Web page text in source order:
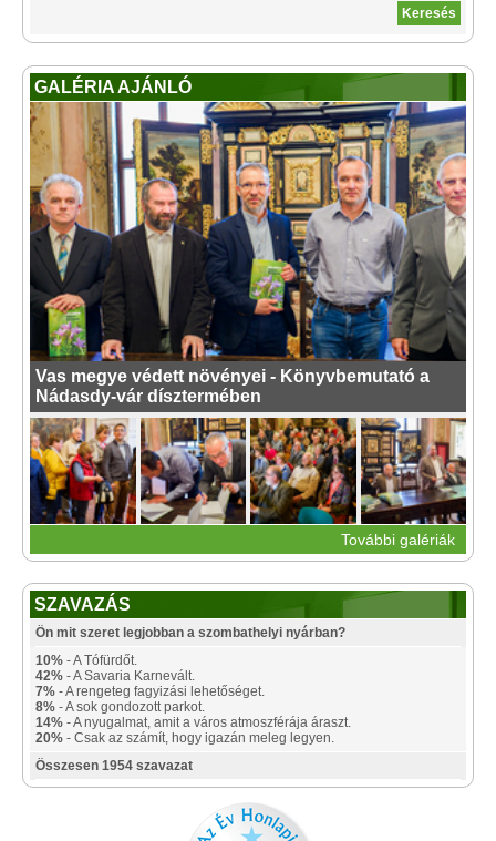
GALÉRIA AJÁNLÓ
Vas megye védett növényei - Könyvbemutató a
Nádasdy-vár dísztermében
További galériák
SZAVAZÁS
Ön mit szeret legjobban a szombathelyi nyárban?
10% - A Tófürdőt.
42% - A Savaria Karnevált.
7% - A rengeteg fagyizási lehetőséget.
8% - A sok gondozott parkot.
14% - A nyugalmat, amit a város atmoszférája áraszt.
20% - Csak az számít, hogy igazán meleg legyen.
Összesen 1954 szavazat